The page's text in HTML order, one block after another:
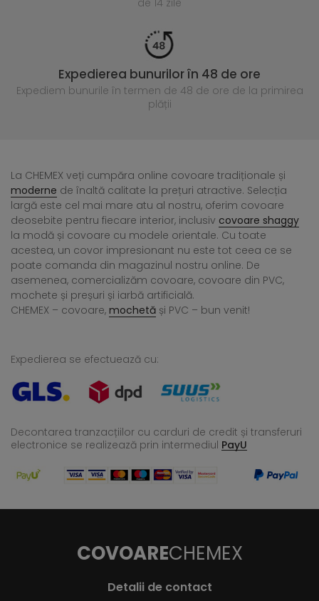
de 14 zile
Expedierea bunurilor în 48 de ore
Expediem bunurile în termen de 48 de ore de la primirea
plății
La CHEMEX veți cumpăra online covoare tradiționale și
moderne de înaltă calitate la prețuri atractive. Selecția
largă este cel mai mare atu al nostru, oferim covoare
deosebite pentru fiecare interior, inclusiv covoare shaggy
la modă și covoare cu modele orientale. Cu toate
acestea, un covor impresionant nu este tot ceea ce se
poate comanda din magazinul nostru online. De
asemenea, comercializăm covoare, covoare din PVC,
mochete și preșuri și iarbă artificială.
CHEMEX – covoare, mochetă și PVC – bun venit!
Expedierea se efectuează cu:
Decontarea tranzacțiilor cu carduri de credit și transferuri
electronice se realizează prin intermediul PayU
COVOARECHEMEX
Detalii de contact